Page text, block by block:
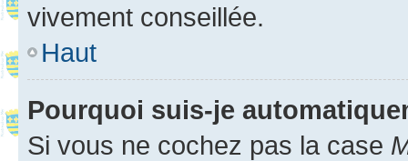
vivement conseillée.
Haut
Pourquoi suis-je
Si vous ne cochez pas la case